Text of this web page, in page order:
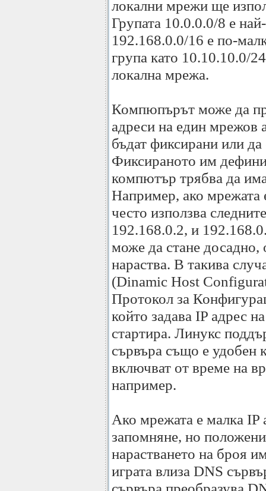
локални мрежи ще
Групата 10.0.0.0/8 е
192.168.0.0/16 е по-
група като 10.10.10.0/
локална мрежа.
Компюпърът може да
адреси на един мрежов
бъдат фиксирани или да
Фиксираното им
компютър трябва да
Например, ако мрежата
често използва
192.168.0.2, и
може да стане досадно,
нараства. В такива
(Dinamic Host
Протокол за
който задава IP адрес
стартира. Линукс
сървъра също е удобен
включват от време на
например.
Ако мрежата е малка IP
запомняне, но
нарастването на броя
играта влиза DNS